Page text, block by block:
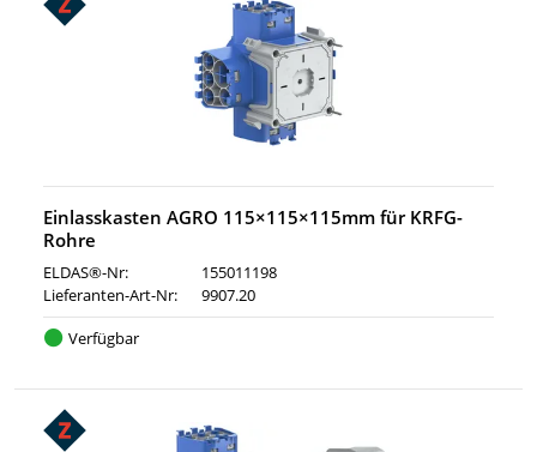
Einlasskasten AGRO 115×115×115mm für KRFG-
Rohre
ELDAS®-Nr:
155011198
Lieferanten-Art-Nr:
9907.20
Verfügbar